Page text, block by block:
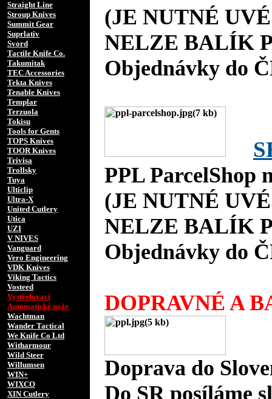
Straight Line
Stroup Knives
Summit Gear
Suprlativ
Svord
Tactile Knife Co.
Takumitak
TEC Accessories
Tekta Knives
Tenable Knives
Templar
Terzuola
Tokisu
Tools for Gents
TOPS Knives
TOOR Knives
Trivisa
Trollsky
Tuya
Ulticlip
Ultra-X
United Cutlery
Utica
UZI
V NIVES
Vanguard
Vero Engineering
VDK Knives
Viking Tactics
Vosteed
Vystřelovací
Automatické nože
Wachtman
Wander Tactical
We Knife Co Ltd
Witharmour
Wild Steer
Willumsen
WIN+
WIXCO
XIN Cutlery
(JE NUTNÉ
NELZE BALÍK
Objednávky do
PPL ParcelShop
(JE NUTNÉ
NELZE BALÍK
Objednávky do
DOPRAVNÉ A
Doprava do
Do SR posíláme